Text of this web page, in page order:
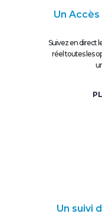
Un
Suivez en direct
réel toutes les
Un suivi